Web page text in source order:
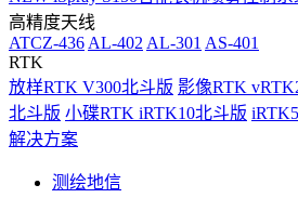
高精度天线
ATCZ-436 AL-402 AL-301 AS-401
RTK
放样RTK V300北斗版 影像RTK
北斗版 小碟RTK iRTK10北斗版
解决方案
测绘地信